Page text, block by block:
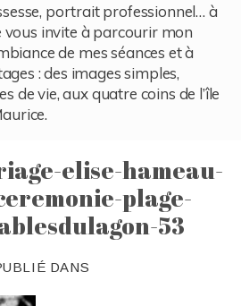
portrait professionnel… à
vous invite à parcourir mon
de mes séances et à
: des images simples,
de vie, aux quatre coins de l’île
elise-hameau-
plage-
53
DANS